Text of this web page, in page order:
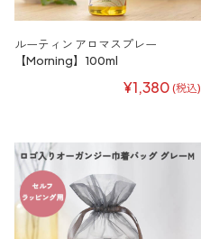
ルーティン アロマスプレー
【Morning】100ml
¥1,380 (税込)